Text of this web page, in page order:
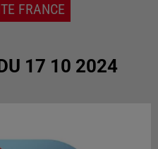
FRANCE
17 10 2024